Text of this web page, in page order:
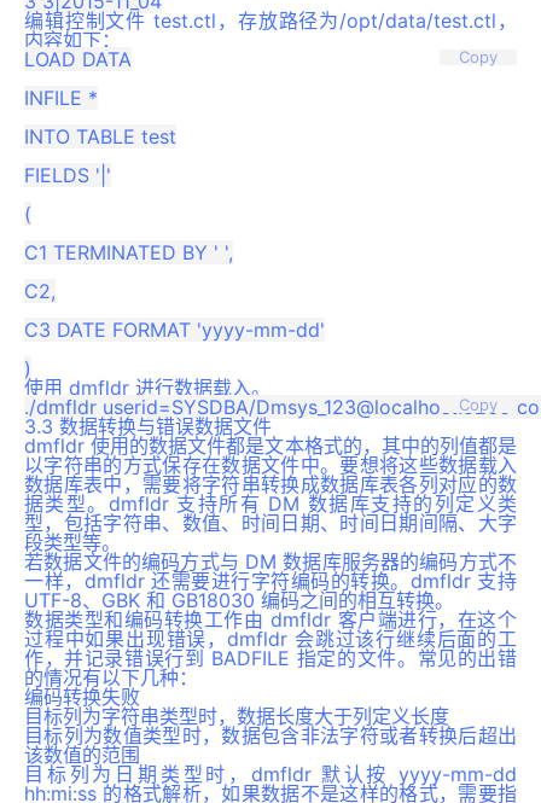
编辑控制文件 test.ctl，存放路径为/opt/data/test.ctl，
内容如下：
Copy
LOAD DATA
INFILE *
INTO TABLE test
FIELDS '|'
(
C1 TERMINATED BY ' ',
C2,
C3 DATE FORMAT 'yyyy-mm-dd'
使用 dmfldr 进行数据载入。
Copy
3.3 数据转换与错误数据文件
dmfldr 使用的数据文件都是文本格式的，其中的列值都是
以字符串的方式保存在数据文件中。要想将这些数据载入
数据库表中，需要将字符串转换成数据库表各列对应的数
据类型。dmfldr 支持所有 DM 数据库支持的列定义类
型，包括字符串、数值、时间日期、时间日期间隔、大字
段类型等。
若数据文件的编码方式与 DM 数据库服务器的编码方式不
一样，dmfldr 还需要进行字符编码的转换。dmfldr 支持
UTF-8、GBK 和 GB18030 编码之间的相互转换。
数据类型和编码转换工作由 dmfldr 客户端进行，在这个
过程中如果出现错误，dmfldr 会跳过该行继续后面的工
作，并记录错误行到 BADFILE 指定的文件。常见的出错
的情况有以下几种：
编码转换失败
目标列为字符串类型时，数据长度大于列定义长度
目标列为数值类型时，数据包含非法字符或者转换后超出
该数值的范围
目标列为日期类型时，dmfldr 默认按 yyyy-mm-dd
hh:mi:ss 的格式解析，如果数据不是这样的格式，需要指